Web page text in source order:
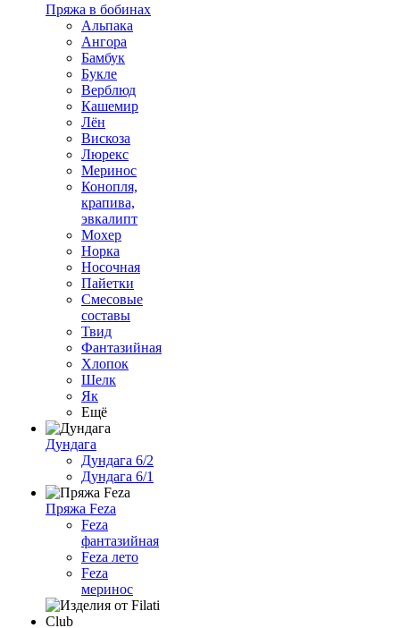
Пряжа в бобинах
Альпака
Ангора
Бамбук
Букле
Верблюд
Кашемир
Лён
Вискоза
Люрекс
Меринос
Конопля,
крапива,
эвкалипт
Мохер
Норка
Носочная
Пайетки
Смесовые
составы
Твид
Фантазийная
Хлопок
Шелк
Як
Ещё
Дундага
Дундага 6/2
Дундага 6/1
Пряжа Feza
Feza
фантазийная
Feza лето
Feza
меринос